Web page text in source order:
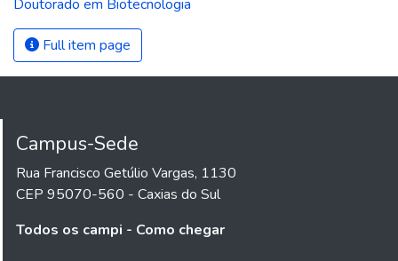
Doutorado em Biotecnologia
Full item page
Campus-Sede
Rua Francisco Getúlio Vargas, 1130
CEP 95070-560 - Caxias do Sul
Todos os campi - Como chegar